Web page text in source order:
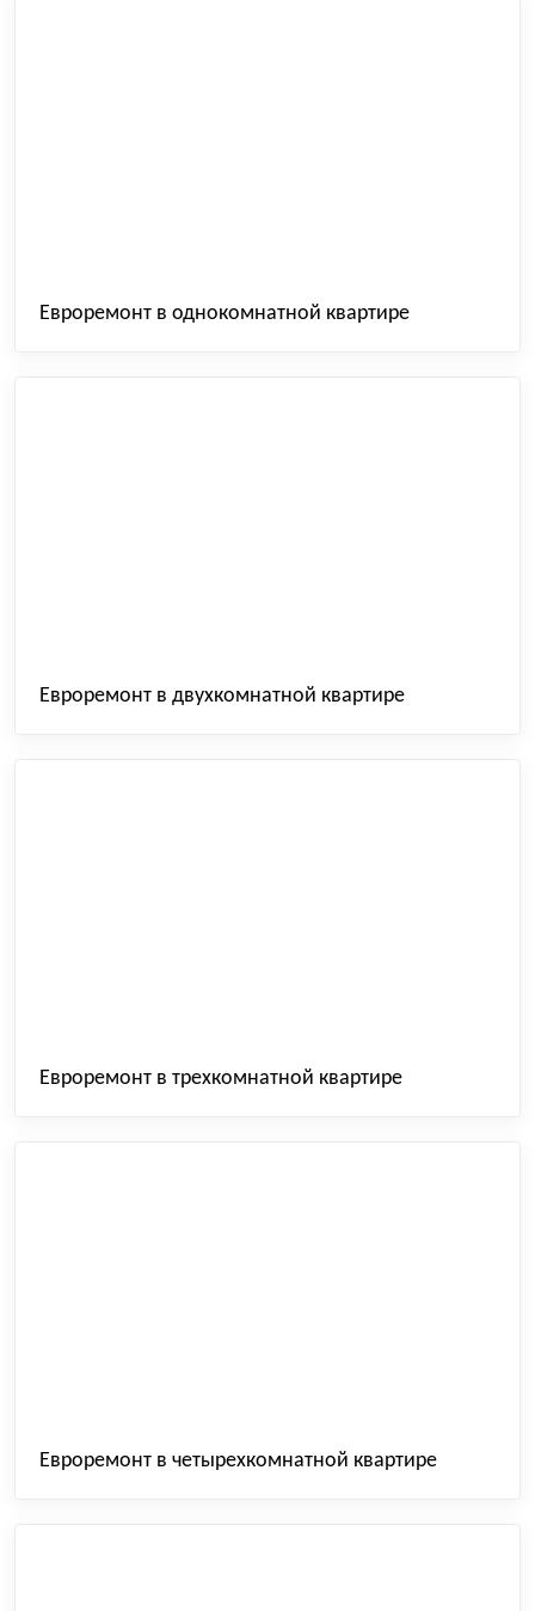
Евроремонт в однокомнатной квартире
Евроремонт в двухкомнатной квартире
Евроремонт в трехкомнатной квартире
Евроремонт в четырехкомнатной квартире